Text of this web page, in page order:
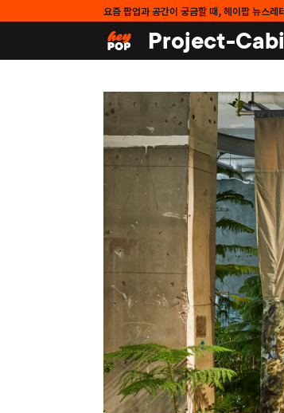
요즘 팝업과 공간이 궁금할 때, 헤이팝 뉴스레
Project-